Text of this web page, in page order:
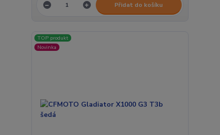
Přidat do košíku
TOP produkt
Novinka